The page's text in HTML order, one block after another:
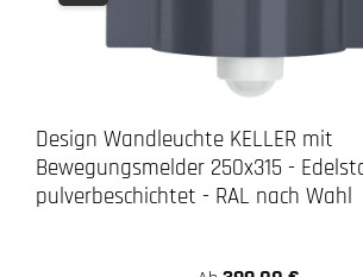
Design Wandleuchte KELLER mit
Bewegungsmelder 250x315 -
pulverbeschichtet - RAL nach Wahl